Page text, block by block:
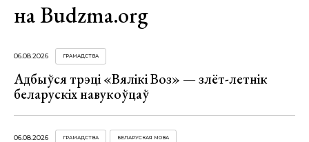
на Budzma.org
06.08.2026 ГРАМАДСТВА
Адбыўся трэці «Вялікі Воз» — злёт-летнік
беларускіх навукоўцаў
06.08.2026 ГРАМАДСТВА БЕЛАРУСКАЯ МОВА